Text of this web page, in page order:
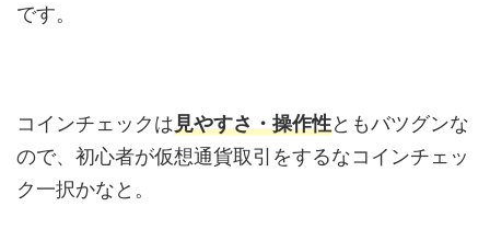
です。
コインチェックは見やすさ・操作性ともバツグンな
ので、初心者が仮想通貨取引をするなコインチェッ
ク一択かなと。